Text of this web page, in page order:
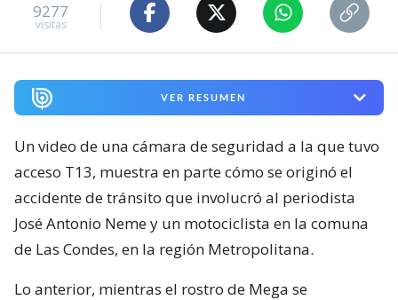
9277
visitas
VER RESUMEN
Un video de una cámara de seguridad a la que tuvo
acceso T13, muestra en parte cómo se originó el
accidente de tránsito que involucró al periodista
José Antonio Neme y un motociclista en la comuna
de Las Condes, en la región Metropolitana.
Lo anterior, mientras el rostro de Mega se